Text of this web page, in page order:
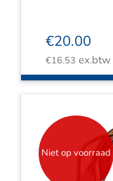
€20.00
€16.53 ex.btw
Niet op voorraad